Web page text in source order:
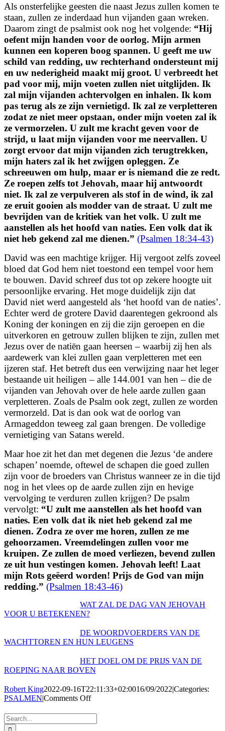
Als onsterfelijke geesten die naast Jezus zullen komen te
staan, zullen ze inderdaad hun vijanden gaan wreken.
Daarom zingt de psalmist ook nog het volgende: “Hij
oefent mijn handen voor de oorlog. Mijn armen
kunnen een koperen boog spannen. U geeft me uw
schild van redding, uw rechterhand ondersteunt mij
en uw nederigheid maakt mij groot. U verbreedt het
pad voor mij, mijn voeten zullen niet uitglijden. Ik
zal mijn vijanden achtervolgen en inhalen. Ik kom
pas terug als ze zijn vernietigd. Ik zal ze verpletteren
zodat ze niet meer opstaan, onder mijn voeten zal ik
ze vermorzelen. U zult me kracht geven voor de
strijd, u laat mijn vijanden voor me neervallen. U
zorgt ervoor dat mijn vijanden zich terugtrekken,
mijn haters zal ik het zwijgen opleggen. Ze
schreeuwen om hulp, maar er is niemand die ze redt.
Ze roepen zelfs tot Jehovah, maar hij antwoordt
niet. Ik zal ze verpulveren als stof in de wind, ik zal
ze eruit gooien als modder van de straat. U zult me
bevrijden van de kritiek van het volk. U zult me
aanstellen als het hoofd van naties. Een volk dat ik
niet heb gekend zal me dienen.” (Psalmen 18:34-43)
David was een machtige krijger. Hij vergoot zelfs zoveel
bloed dat God hem niet toestond een tempel voor hem
te bouwen. David schreef dus tot op zekere hoogte uit
persoonlijke ervaring. Het moge duidelijk zijn dat
David niet werd aangesteld als ‘het hoofd van de naties’.
Echter werd de grotere David daarentegen gekroond als
Koning der koningen en zij die zijn geroepen en die
uitverkoren en getrouw zullen blijken te zijn, zullen met
Jezus over de natiën gaan heersen – waarbij zij hen als
aardewerk van klei zullen gaan verpletteren met een
ijzeren staf. Het betreft dus een verwijzing naar het leger
bestaande uit heiligen – alle 144.001 van hen – die de
vijanden van Jehovah over de hele aarde zullen gaan
verpletteren. Zoals de Psalm ook zegt, zullen ze worden
vermorzeld. Dat is dan ook wat de oorlog van
Armageddon teweeg zal gaan brengen. De volledige
vernietiging van Satans wereld.
Maar hoe zit het dan met degenen die Jezus ‘de andere
schapen’ noemde, oftewel de schapen die goed zullen
zijn voor de broeders van Christus wanneer ze in die tijd
nog in het vlees op de aarde zullen zijn en hevige
vervolging te verduren zullen krijgen? De psalm
vervolgt: “U zult me aanstellen als het hoofd van
naties. Een volk dat ik niet heb gekend zal me
dienen. Zodra ze over me horen, zullen ze me
gehoorzamen. Vreemdelingen zullen voor me
kruipen. Ze zullen de moed verliezen, bevend zullen
ze uit hun vestingen komen. Jehovah leeft! Laat
mijn Rots geëerd worden! Prijs de God van mijn
redding.” (Psalmen 18:43-46)
WAT ZAL DE DAG VAN JEHOVAH
VOOR U BETEKENEN?
DE WOORDVOERDERS VAN DE
WACHTTOREN EN HUN LEUGENS
HET DOEL OM DE PRIJS VAN DE
ROEPING NAAR BOVEN
Robert King2022-09-16T22:11:33+02:0016/09/2022|Categories:
PSALMEN|Comments Offon
#18
–
Search
for: